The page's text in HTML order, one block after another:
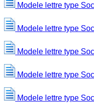
Modele lettre type
Modele lettre type
Modele lettre type
Modele lettre type
Modele lettre type